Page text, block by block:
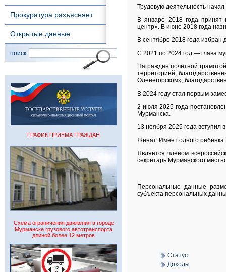
Прокуратура разъясняет
Открытые данные
поиск
ГРАФИК ПРИЕМА ГРАЖДАН
Схема ограничения движения в городе
Мурманске грузового автотранспорта
длиной более 12 метров
Трудовую деятельность
В январе 2018 года принят
центр». В июне 2018 года
В сентябре 2018 года избран
С 2021 по 2024 год — глава
Награжден почетной
территорией,
Оленегорском»,
В 2024 году стал первым
2 июля 2025 года
Мурманска.
13 ноября 2025 года вступил
Женат. Имеет одного ребенка.
Является членом
секретарь Мурманского
Персональные данные
субъекта персональных
Статус
Доходы